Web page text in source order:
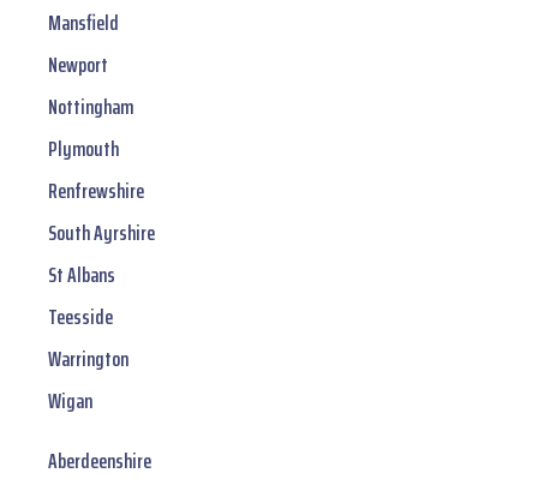
Mansfield
Newport
Nottingham
Plymouth
Renfrewshire
South Ayrshire
St Albans
Teesside
Warrington
Wigan
Aberdeenshire